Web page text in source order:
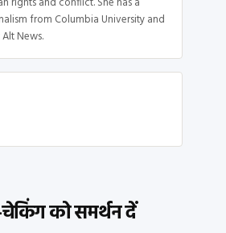
from Columbia University and
News.
को समर्थन दें